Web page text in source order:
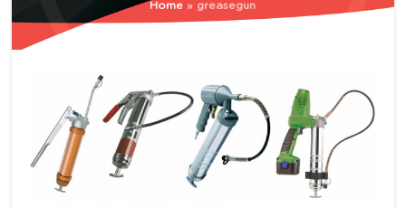
Home » greasegun